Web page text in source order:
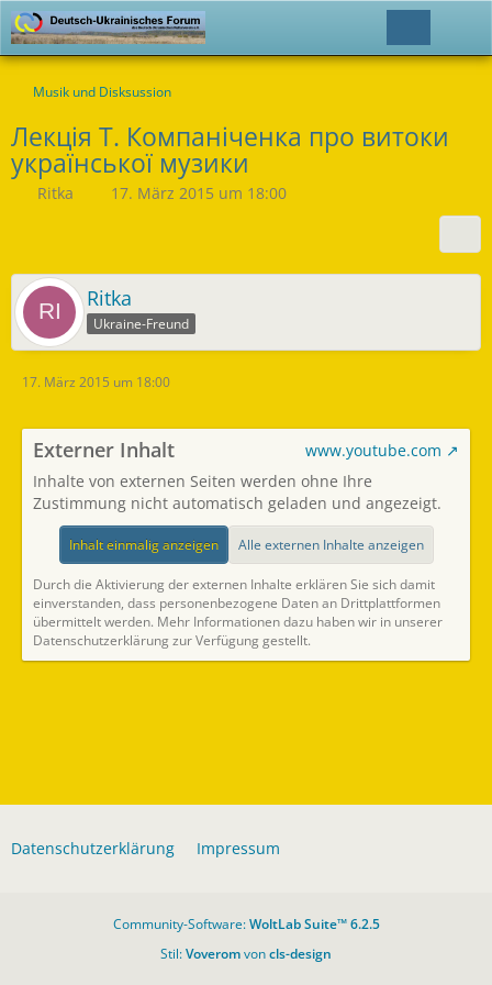
Musik und Disksussion
Лекція Т. Компаніченка про витоки
української музики
Ritka 17. März 2015 um 18:00
Ritka
Ukraine-Freund
17. März 2015 um 18:00
Externer Inhalt
www.youtube.com
Inhalte von externen Seiten werden ohne Ihre
Zustimmung nicht automatisch geladen und angezeigt.
Inhalt einmalig anzeigen Alle externen Inhalte anzeigen
Durch die Aktivierung der externen Inhalte erklären Sie sich damit
einverstanden, dass personenbezogene Daten an Drittplattformen
übermittelt werden. Mehr Informationen dazu haben wir in unserer
Datenschutzerklärung zur Verfügung gestellt.
Datenschutzerklärung Impressum
Community-Software:WoltLab Suite™ 6.2.5
Stil:Voveromvoncls-design